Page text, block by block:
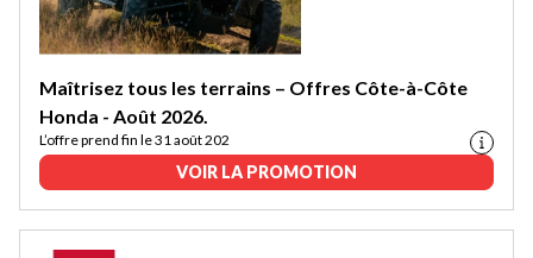
Maîtrisez tous les terrains – Offres Côte-à-Côte
Honda - Août 2026.
L’offre prend fin le 31 août 202
VOIR LA PROMOTION